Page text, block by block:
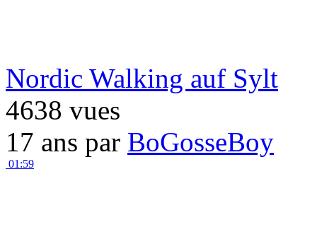
Nordic Walking auf Sylt
4638 vues
17 ans par BoGosseBoy
01:59